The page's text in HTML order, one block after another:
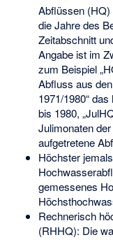
Abflüssen (HQ)
die Jahre des
Zeitabschnitt
Angabe ist im
zum Beispiel
Abfluss aus
1971/1980“
bis 1980,
Julimonaten
aufgetretene
Höchster
gemessenes
Rechnerisch
(RHHQ): Die